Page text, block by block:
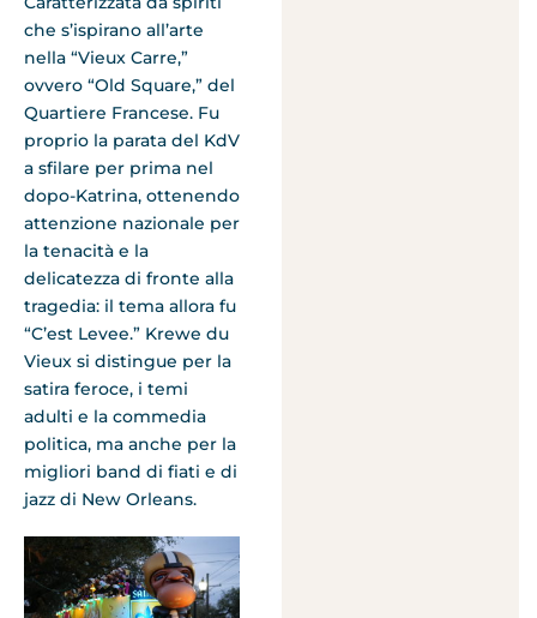
che s’ispirano all’arte
nella “Vieux Carre,”
ovvero “Old Square,” del
Quartiere Francese. Fu
proprio la parata del KdV
a sfilare per prima nel
dopo-Katrina, ottenendo
attenzione nazionale per
la tenacità e la
delicatezza di fronte alla
tragedia: il tema allora fu
“C’est Levee.” Krewe du
Vieux si distingue per la
satira feroce, i temi
adulti e la commedia
politica, ma anche per la
migliori band di fiati e di
jazz di New Orleans.